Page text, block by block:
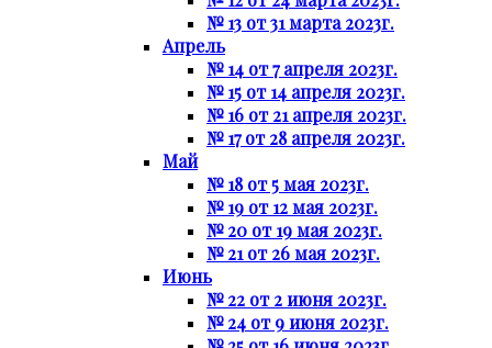
№ 13 от 31 марта 2023г.
Апрель
№ 14 от 7 апреля 2023г.
№ 15 от 14 апреля 2023г.
№ 16 от 21 апреля 2023г.
№ 17 от 28 апреля 2023г.
Май
№ 18 от 5 мая 2023г.
№ 19 от 12 мая 2023г.
№ 20 от 19 мая 2023г.
№ 21 от 26 мая 2023г.
Июнь
№ 22 от 2 июня 2023г.
№ 24 от 9 июня 2023г.